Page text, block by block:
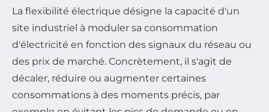
La flexibilité électrique désigne la capacité d'un
site industriel à moduler sa consommation
d'électricité en fonction des signaux du réseau ou
des prix de marché. Concrètement, il s'agit de
décaler, réduire ou augmenter certaines
consommations à des moments précis, par